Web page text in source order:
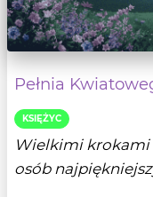
Pełnia
KSIĘŻYC
Wielkimi krokami
osób